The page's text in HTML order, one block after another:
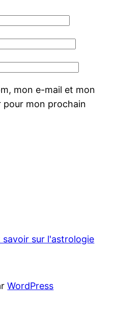
mon e-mail et mon
pour mon prochain
sur l'astrologie
WordPress